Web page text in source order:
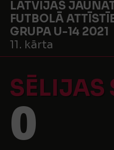
LATVIJAS
FUTBOLĀ
GRUPA U-14 2021
11. kārta
SĒLIJAS
0